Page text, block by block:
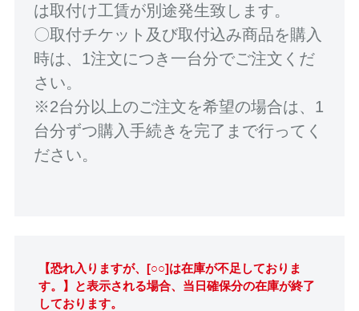
は取付け工賃が別途発生致します。
〇取付チケット及び取付込み商品を購入
時は、1注文につき一台分でご注文くだ
さい。
※2台分以上のご注文を希望の場合は、1
台分ずつ購入手続きを完了まで行ってく
ださい。
【恐れ入りますが、[○○]は在庫が不足しておりま
す。】と表示される場合、当日確保分の在庫が終了
しております。